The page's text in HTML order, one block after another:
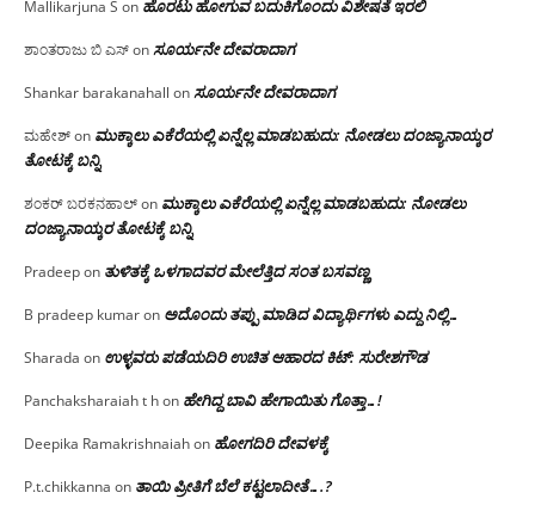
Mallikarjuna S on ಹೊರಟು ಹೋಗುವ ಬದುಕಿಗೊಂದು ವಿಶೇಷತೆ ಇರಲಿ
ಶಾಂತರಾಜು ಬಿ ಎಸ್onಸೂರ್ಯನೇ ದೇವರಾದಾಗ
Shankar barakanahall onಸೂರ್ಯನೇ ದೇವರಾದಾಗ
ಮಹೇಶ್on ಮುಕ್ಕಾಲು ಎಕೆರೆಯಲ್ಲಿ ಏನ್ನೆಲ್ಲ‌ ಮಾಡಬಹುದು: ನೋಡಲು ದಂಜ್ಯಾನಾಯ್ಕರ
ತೋಟಕ್ಕೆ ಬನ್ನಿ
ಶಂಕರ್ ಬರಕನಹಾಲ್on ಮುಕ್ಕಾಲು ಎಕೆರೆಯಲ್ಲಿ ಏನ್ನೆಲ್ಲ‌ ಮಾಡಬಹುದು: ನೋಡಲು
ದಂಜ್ಯಾನಾಯ್ಕರ ತೋಟಕ್ಕೆ ಬನ್ನಿ
Pradeepon ತುಳಿತಕ್ಕೆ ಒಳಗಾದವರ ಮೇಲೆತ್ತಿದ ಸಂತ ಬಸವಣ್ಣ
B pradeep kumaron ಅದೊಂದು ತಪ್ಪು ಮಾಡಿದ ವಿದ್ಯಾರ್ಥಿಗಳು ಎದ್ದು ನಿಲ್ಲಿ…
Sharada on ಉಳ್ಳವರು ಪಡೆಯದಿರಿ ಉಚಿತ ಆಹಾರದ ಕಿಟ್: ಸುರೇಶಗೌಡ
Panchaksharaiah t hon ಹೇಗಿದ್ದ ಬಾವಿ ಹೇಗಾಯಿತು ಗೊತ್ತಾ…!
Deepika Ramakrishnaiahon ಹೋಗದಿರಿ ದೇವಳಕ್ಕೆ
P.t.chikkanna on ತಾಯಿ ಪ್ರೀತಿಗೆ ಬೆಲೆ ಕಟ್ಟಲಾದೀತೆ….?